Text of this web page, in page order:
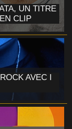
UN TITRE
CLIP
AVEC I